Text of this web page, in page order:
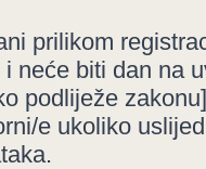
prilikom
neće biti dan na
podliježe
e ukoliko